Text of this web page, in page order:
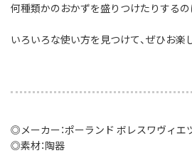
何種類かのおかずを盛りつけたりするの
いろいろな使い方を見つけて、ぜひお楽
◎メーカー：ポーランド ボレスワヴィエ
◎素材：陶器